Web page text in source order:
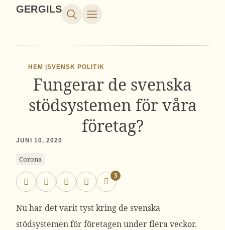
GERGILS
HEM |SVENSK POLITIK
Fungerar de svenska
stödsystemen för våra
företag?
JUNI 10, 2020
Corona
3
Nu har det varit tyst kring de svenska
stödsystemen för företagen under flera veckor.